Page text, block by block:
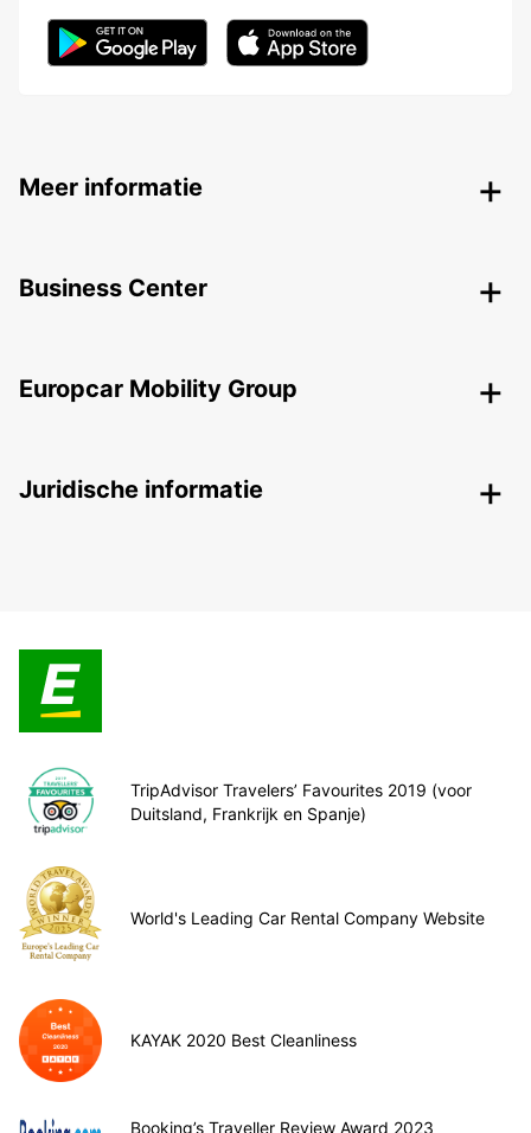
Meer informatie
Business Center
Europcar Mobility Group
Juridische informatie
TripAdvisor Travelers’ Favourites 2019 (voor
Duitsland, Frankrijk en Spanje)
World's Leading Car Rental Company Website
KAYAK 2020 Best Cleanliness
Booking’s Traveller Review Award 2023